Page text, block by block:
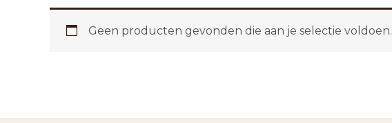
Geen producten gevonden die aan je selectie voldoen.